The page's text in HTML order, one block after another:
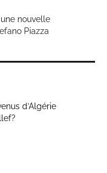
nouvelle
Piazza
d’Algérie